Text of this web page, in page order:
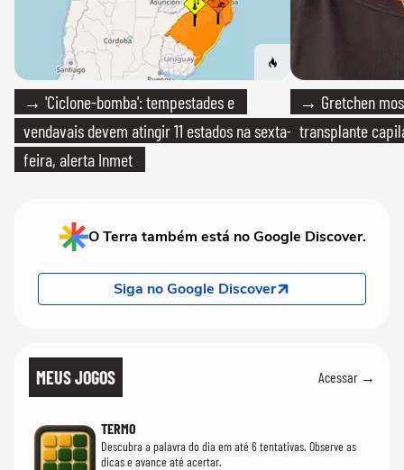
→ 'Ciclone-bomba': tempestades e
vendavais devem atingir 11 estados na sexta-
feira, alerta Inmet
→ Gretchen
transplante
O Terra também está no Google Discover.
Siga no Google Discover
MEUS JOGOS Acessar →
TERMO
Descubra a palavra do dia em até 6 tentativas. Observe as
dicas e avance até acertar.